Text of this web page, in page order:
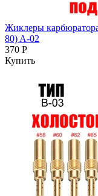
Жиклеры
80) A-02
370 Р
Купить